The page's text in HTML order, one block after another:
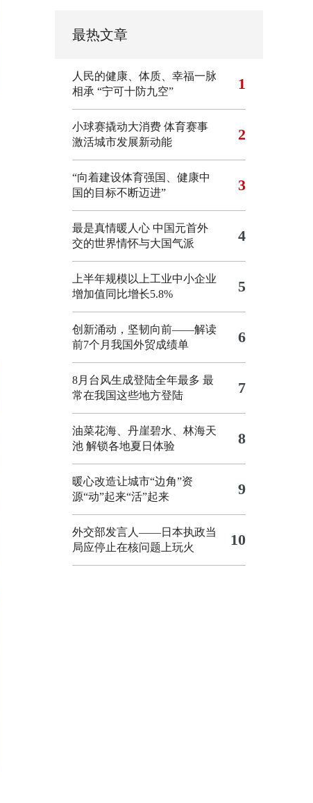
最热文章
人民的健康、体质、幸福一脉
相承 “宁可十防九空” 1
小球赛撬动大消费 体育赛事
激活城市发展新动能
2
“向着建设体育强国、健康中
国的目标不断迈进”
3
最是真情暖人心 中国元首外
交的世界情怀与大国气派
4
上半年规模以上工业中小企业
增加值同比增长5.8%
5
创新涌动，坚韧向前——解读
前7个月我国外贸成绩单
6
8月台风生成登陆全年最多 最
常在我国这些地方登陆
7
油菜花海、丹崖碧水、林海天
池 解锁各地夏日体验
8
暖心改造让城市“边角”资
源“动”起来“活”起来
9
外交部发言人——日本执政当
局应停止在核问题上玩火
10